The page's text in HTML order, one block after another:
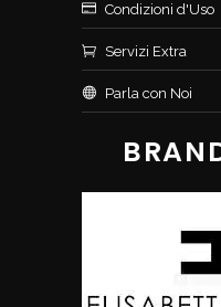
Condizioni d'Uso
Servizi Extra
Parla con Noi